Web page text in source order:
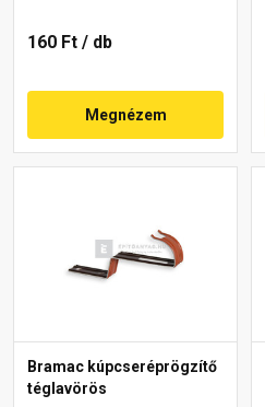
160 Ft / db
Megnézem
Bramac kúpcseréprögzítő
téglavörös